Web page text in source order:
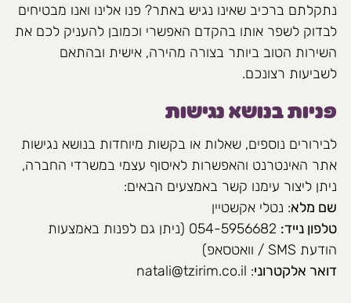
נתקלתם ברכיב שאינו נגיש באתר? פנו אלינו ואנו מבטיחים
לבדוק לשפר אותו בהקדם האפשרי וכמובן להעניק לכם את
השירות הטוב ביותר בצורה מהירה, אישית ובהתאם
לשביעות רצונכם.
פניות בנושא נגישות
לבירורים נוספים, שאלות או בקשות מיוחדות בנושא נגישות
אתר האינטרנט והאפשרות לאיסוף עצמי במשרדי החברה,
ניתן ליצור עימנו קשר באמצעים הבאים:
שם מלא: נטלי אקשטיין
טלפון נייד:
054-5956682 (ניתן גם לפנות באמצעות
הודעת SMS / וואטסאפ)
דואר אלקטרוני:
natali@tzirim.co.il